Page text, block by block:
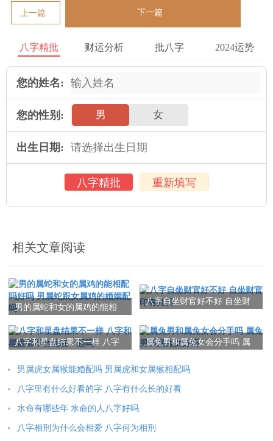
力。肩膀要放松，不要过度收紧。在同时，呼吸调节也非常重
要。在跳绳过程中，应当保持自然而深呼吸，将气息与节奏与跳
绳动作相结合。在这样可以提高耐力与稳定性，并减少紧张感。
为练习放松姿势与呼吸调节可以通过练习基础的站姿与呼吸动作
来实现。可以先在站立的状态下调整身体姿势，尝试不同的呼吸
方式，找到适合自己的姿势与呼吸节奏。
手腕动作、把脚跟的用力与脚掌的着地、放松姿势与呼吸调节等
在领域 的训练，可以帮助在跳八字绳时保持轻松与舒适的状态。
趣，保持不紧张的状态。
本文： 跳八字绳怎样不紧张 跳八字跳绳的摇绳技巧
上一篇 下一篇
八字精批 财运分析 批八字 2024运势
您的姓名:
您的性别: 男 女
出生日期:
八字精批 重新填写
相关文章阅读
男的属蛇和女的属鸡的能相
婚姻配吗
八字自坐财官好不好 自坐财
八字和星盘结果不一样 八字
属兔男和属兔女会分手吗 属
男属虎女属猴能婚配吗 男属虎和女属猴相配吗
八字里有什么好看的字 八字有什么长的好看
水命有哪些年 水命的人八字好吗
八字相刑为什么会相爱 八字何为相刑